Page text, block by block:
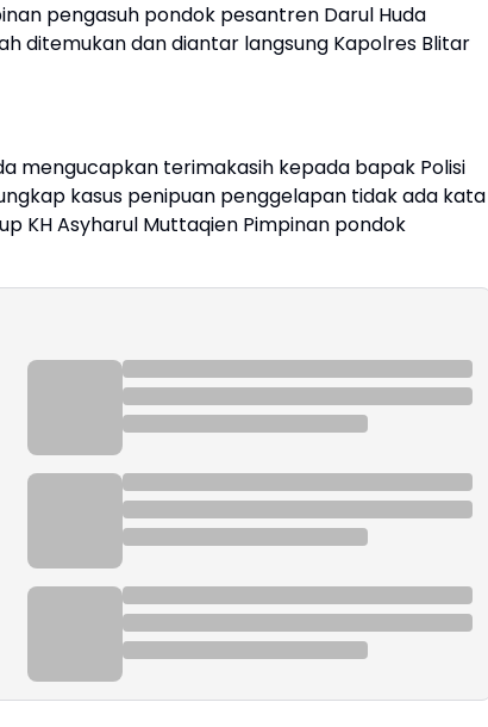
pengasuh pondok pesantren Darul Huda
ditemukan dan diantar langsung Kapolres Blitar
mengucapkan terimakasih kepada bapak Polisi
kasus penipuan penggelapan tidak ada kata
KH Asyharul Muttaqien Pimpinan pondok